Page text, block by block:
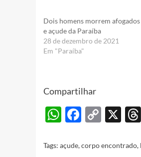
Dois homens morrem
e açude da Paraíba
28 de dezembro de 2021
Em "Paraíba"
Compartilhar
WhatsApp
Copy
X
Tags: açude,corpo encontrado,